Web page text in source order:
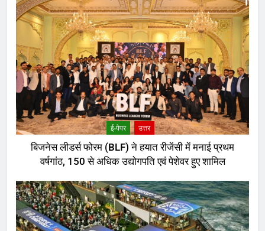
ई-पेपर उत्तर
बिजनेस लीडर्स फोरम (BLF) ने हयात रीजेंसी में मनाई प्रथम
वर्षगांठ, 150 से अधिक उद्योगपति एवं पेशेवर हुए शामिल